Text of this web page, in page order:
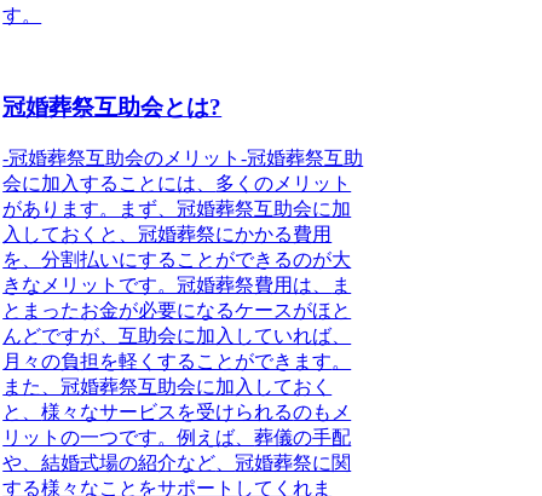
す。
冠婚葬祭互助会とは?
-冠婚葬祭互助会のメリット-冠婚葬祭互助
会に加入することには、 多くのメリット
があります。まず、冠婚葬祭互助会に加
入しておくと、冠婚葬祭にかかる費用
を、分割払いにすることができるのが大
きなメリットです。冠婚葬祭費用は、
ま
とまったお金が必要になるケースがほと
んどですが、互助会に加入していれば、
月々の負担を軽くすることができます。
また、冠婚葬祭互助会に加入しておく
と、様々なサービスを受けられるのもメ
リットの一つです。例えば、葬儀の手配
や、結婚式場の紹介など 、冠婚葬祭に関
する様々なことをサポート してくれま